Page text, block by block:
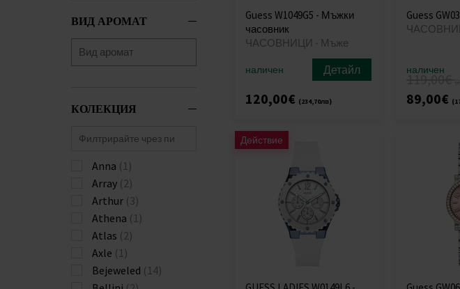
ВИД АРОМАТ
КОЛЕКЦИЯ
Anna (1)
Array (2)
Arthur (3)
Athena (1)
Atlas (2)
Axle (1)
Bejeweled (14)
Guess W1049G5 - Мъжки
часовник
ЧАСОВНИЦИ - Мъже
наличен Детайл
120,00€ (234,70лв)
Guess
наличен
119,00€
89,00€
Действие